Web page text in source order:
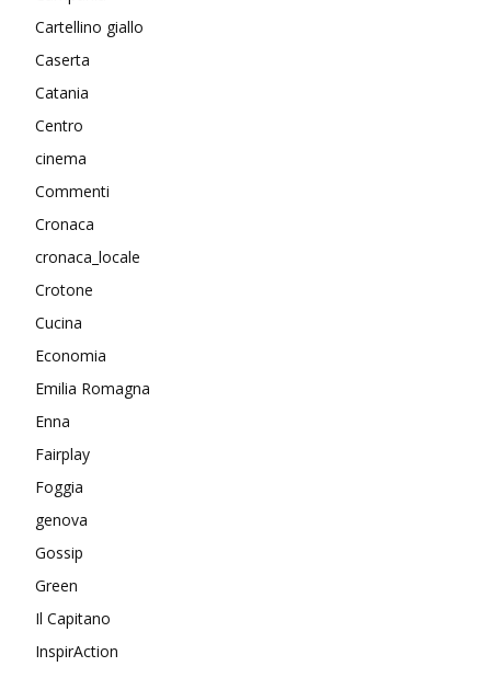
Cartellino giallo
Caserta
Catania
Centro
cinema
Commenti
Cronaca
cronaca_locale
Crotone
Cucina
Economia
Emilia Romagna
Enna
Fairplay
Foggia
genova
Gossip
Green
Il Capitano
InspirAction